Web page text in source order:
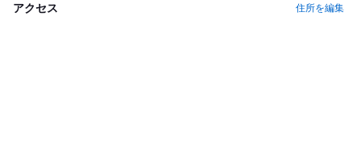
アクセス 住所を編集